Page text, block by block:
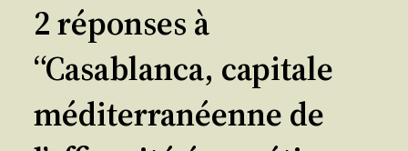
2 réponses à
“Casablanca, capitale
méditerranéenne de